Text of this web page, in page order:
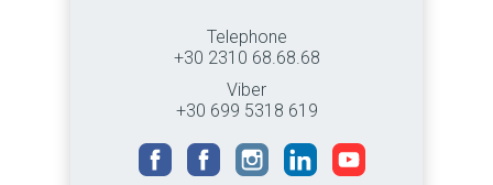
Telephone
+30 2310 68.68.68
Viber
+30 699 5318 619